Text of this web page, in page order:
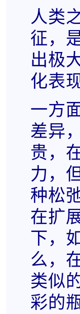
人类
征，
出极
化表
一方
差异
贵，
力，
种松
在扩
下，
么，
类似
彩的